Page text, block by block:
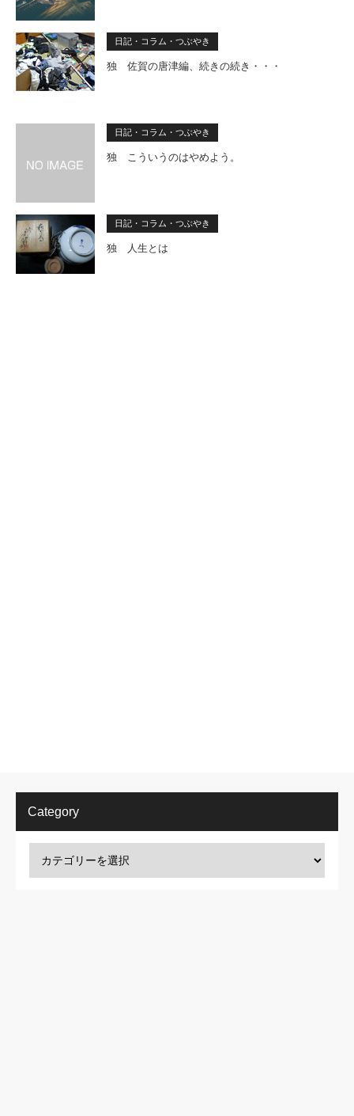
日記・コラム・つぶやき
独 佐賀の唐津編、続きの続き・・・
日記・コラム・つぶやき
独 こういうのはやめよう。
日記・コラム・つぶやき
独 人生とは
Category